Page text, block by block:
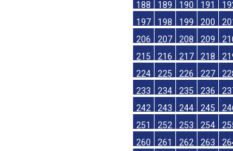
170
171 172 173
179
180 181 182
188
189 190 191
197
198 199 200
206
207 208 209
215
216 217 218
224
225 226 227
233
234 235 236
242
243 244 245